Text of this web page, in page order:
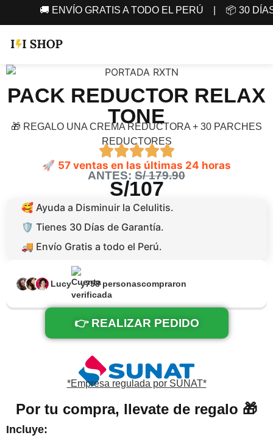
🚚 ENVÍO GRATIS A TODO EL PERÚ | 📦 30
PACK REDUCTOR RELAX
TONE
🎁 REGALO UNA CREMA REDUCTORA + 30 PARCHES
REDUCTORES
🚀 57 ventas en las últimas 24 horas
ANTES: S/ 179.90
S/107
🥰 Ayuda a Disminuir la Celulitis.
🛡️ ️️Tienes 30 Días de Garantía.
🚚 Envío Gratis a todo el Perú.
Lucy y758 personascompraron
👉 REALIZAR PEDIDO
*Empresa regulada por SUNAT*
Por tu compra, llevate de regalo 🎁
Incluye: